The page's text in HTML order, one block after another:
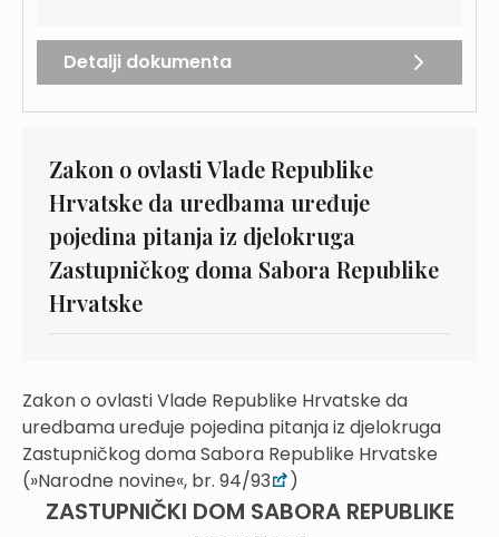
Detalji dokumenta
Zakon o ovlasti Vlade Republike
Hrvatske da uredbama uređuje
pojedina pitanja iz djelokruga
Zastupničkog doma Sabora Republike
Hrvatske
Zakon o ovlasti Vlade Republike Hrvatske da
uredbama uređuje pojedina pitanja iz djelokruga
Zastupničkog doma Sabora Republike Hrvatske
(»Narodne novine«, br. 94/93
)
ZASTUPNIČKI DOM SABORA REPUBLIKE